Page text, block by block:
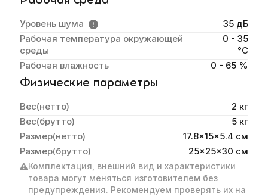
Уровень шума
35 дБ
Рабочая температура окружающей
среды
0 - 35
°C
Рабочая влажность
0 - 65 %
Физические параметры
Вес(нетто)
2 кг
Вес(брутто)
5 кг
Размер(нетто)
17.8x15x5.4 cм
Размер(брутто)
25x25x30 см
Комплектация, внешний вид и характеристики
товара могут меняться изготовителем без
предупреждения. Рекомендуем проверять их на